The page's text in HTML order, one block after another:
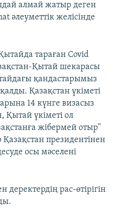
алмай жатыр деген
әлеуметтік желісінде
тараған Covid
Қытай шекарасы
қандастарымыз
Қазақстан үкіметі
14 күнге визасыз
Қытай үкіметі ол
жібермей отыр"
Қазақстан президентінен
осы мәселені
деректердің рас-өтірігін